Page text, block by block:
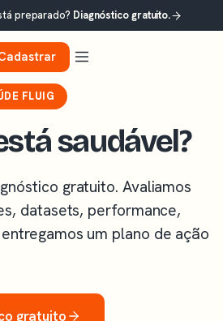
preparado? Diagnóstico gratuito.
FLUIG
saudável?
gratuito. Avaliamos
datasets, performance,
um plano de ação
gratuito